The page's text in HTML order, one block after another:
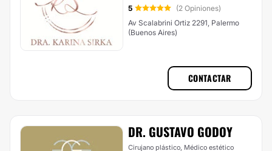
5
(2 Opiniones)
Av Scalabrini Ortiz 2291, Palermo
(Buenos Aires)
CONTACTAR
DR. GUSTAVO GODOY
Cirujano plástico, Médico estético